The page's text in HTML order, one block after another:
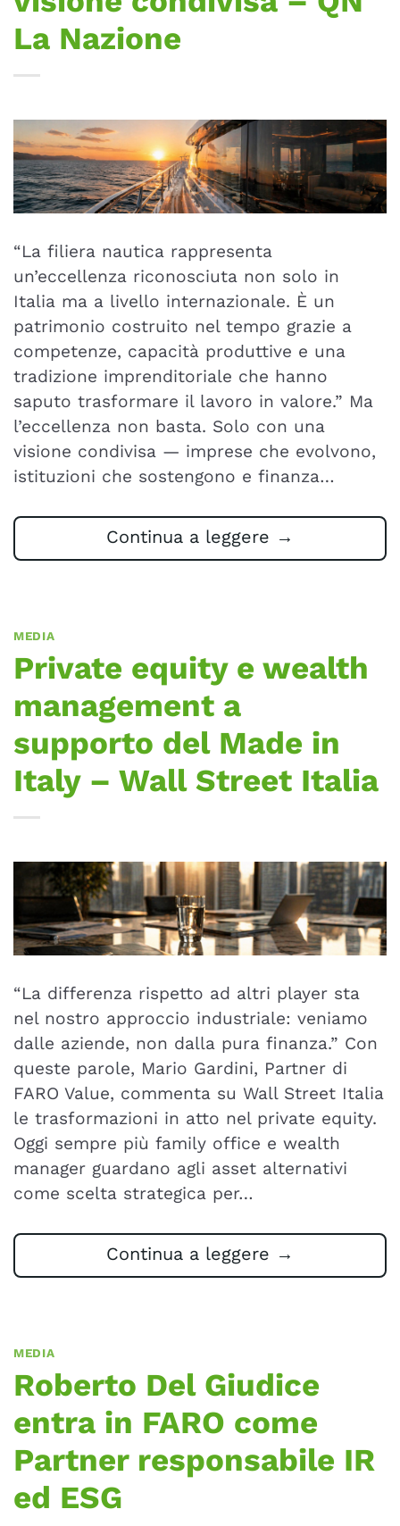
La Nazione
“La filiera nautica rappresenta
un’eccellenza riconosciuta non solo in
Italia ma a livello internazionale. È un
patrimonio costruito nel tempo grazie a
competenze, capacità produttive e una
tradizione imprenditoriale che hanno
saputo trasformare il lavoro in valore.” Ma
l’eccellenza non basta. Solo con una
visione condivisa — imprese che evolvono,
istituzioni che sostengono e finanza…
Continua a leggere →
MEDIA
Private equity e wealth
management a
supporto del Made in
Italy – Wall Street Italia
“La differenza rispetto ad altri player sta
nel nostro approccio industriale: veniamo
dalle aziende, non dalla pura finanza.” Con
queste parole, Mario Gardini, Partner di
FARO Value, commenta su Wall Street Italia
le trasformazioni in atto nel private equity.
Oggi sempre più family office e wealth
manager guardano agli asset alternativi
come scelta strategica per…
Continua a leggere →
MEDIA
Roberto Del Giudice
entra in FARO come
Partner responsabile IR
ed ESG